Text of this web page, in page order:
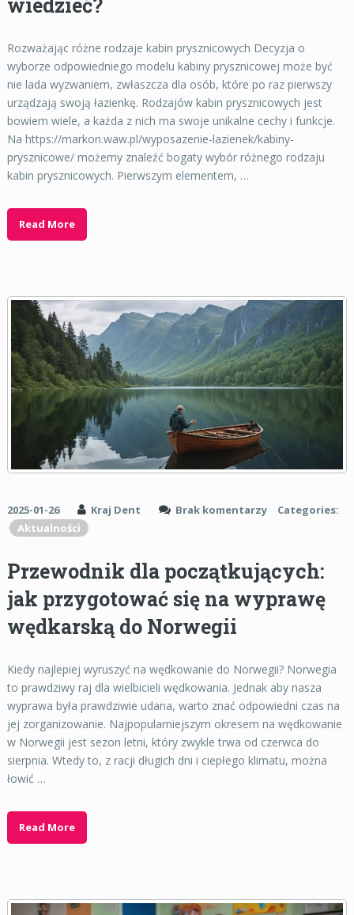
Rozważając różne rodzaje kabin prysznicowych Decyzja o
wyborze odpowiedniego modelu kabiny prysznicowej może być
nie lada wyzwaniem, zwłaszcza dla osób, które po raz pierwszy
urządzają swoją łazienkę. Rodzajów kabin prysznicowych jest
bowiem wiele, a każda z nich ma swoje unikalne cechy i funkcje.
Na https://markon.waw.pl/wyposazenie-lazienek/kabiny-
prysznicowe/ możemy znaleźć bogaty wybór różnego rodzaju
kabin prysznicowych. Pierwszym elementem, …
Read More
2025-01-26 Kraj Dent Brak komentarzy
Categories:
Aktualności
Przewodnik dla początkujących:
jak przygotować się na wyprawę
wędkarską do Norwegii
Kiedy najlepiej wyruszyć na wędkowanie do Norwegii? Norwegia
to prawdziwy raj dla wielbicieli wędkowania. Jednak aby nasza
wyprawa była prawdziwie udana, warto znać odpowiedni czas na
jej zorganizowanie. Najpopularniejszym okresem na wędkowanie
w Norwegii jest sezon letni, który zwykle trwa od czerwca do
sierpnia. Wtedy to, z racji długich dni i ciepłego klimatu, można
łowić …
Read More